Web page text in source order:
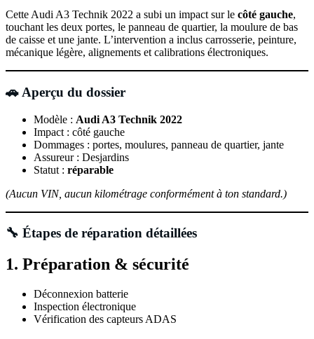
Cette Audi A3 Technik 2022 a subi un impact sur le côté gauche,
touchant les deux portes, le panneau de quartier, la moulure de bas
de caisse et une jante. L’intervention a inclus carrosserie, peinture,
mécanique légère, alignements et calibrations électroniques.
🚗 Aperçu du dossier
Modèle : Audi A3 Technik 2022
Impact : côté gauche
Dommages : portes, moulures, panneau de quartier, jante
Assureur : Desjardins
Statut : réparable
(Aucun VIN, aucun kilométrage conformément à ton standard.)
🔧 Étapes de réparation détaillées
1. Préparation & sécurité
Déconnexion batterie
Inspection électronique
Vérification des capteurs ADAS